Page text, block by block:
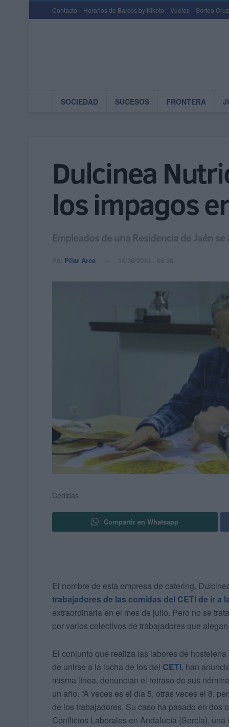
Contacto Horarios de Barcos by Kikoto Vuelos Sorteo
SOCIEDAD SUCESOS FRONTERA
Dulcinea
los impagos
Empleados de una Residencia de Jaén
Por Pilar Arce 14/08/2019 - 06:50
Cedidas
Compartir en Whatsapp
El nombre de esta empresa de catering,
trabajadores de las comidas del CETI de ir a
extraordinaria en el mes de julio. Pero no se
por varios colectivos de trabajadores que
El conjunto que realiza las labores de
de unirse a la lucha de los del CETI, han
misma línea, denuncian el retraso de sus
un año. “A veces es el día 5, otras veces el 8,
de los trabajadores. Su caso ha pasado en
Conflictos Laborales en Andalucía (Sercla),